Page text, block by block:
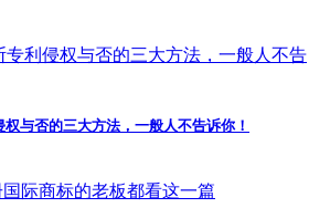
与否的三大方法，一般人不告诉你！